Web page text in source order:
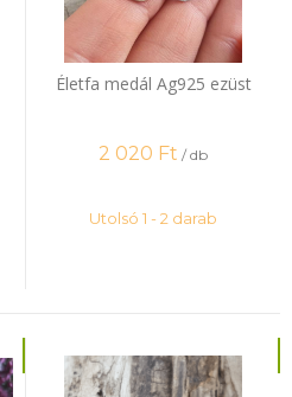
Életfa medál Ag925 ezüst
2 020 Ft / db
Utolsó 1 - 2 darab